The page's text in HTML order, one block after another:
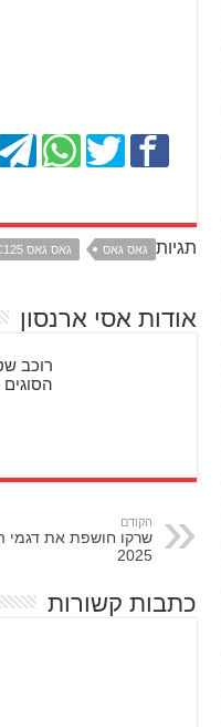
תגיות גאס גאס גאס גאס EC125
אודות אסי ארנסון
רוכב
הסוגים
הקודם
שרקו חושפת את דגמי
2025
כתבות קשורות